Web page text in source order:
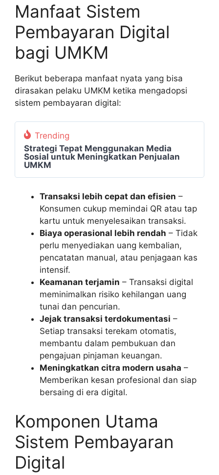
Manfaat Sistem
Pembayaran Digital
bagi UMKM
Berikut beberapa manfaat nyata yang bisa
dirasakan pelaku UMKM ketika mengadopsi
sistem pembayaran digital:
Trending
Strategi Tepat Menggunakan Media
Sosial untuk Meningkatkan Penjualan
UMKM
Transaksi lebih cepat dan efisien –
Konsumen cukup memindai QR atau tap
kartu untuk menyelesaikan transaksi.
Biaya operasional lebih rendah – Tidak
perlu menyediakan uang kembalian,
pencatatan manual, atau penjagaan kas
intensif.
Keamanan terjamin – Transaksi digital
meminimalkan risiko kehilangan uang
tunai dan pencurian.
Jejak transaksi terdokumentasi –
Setiap transaksi terekam otomatis,
membantu dalam pembukuan dan
pengajuan pinjaman keuangan.
Meningkatkan citra modern usaha –
Memberikan kesan profesional dan siap
bersaing di era digital.
Komponen Utama
Sistem Pembayaran
Digital